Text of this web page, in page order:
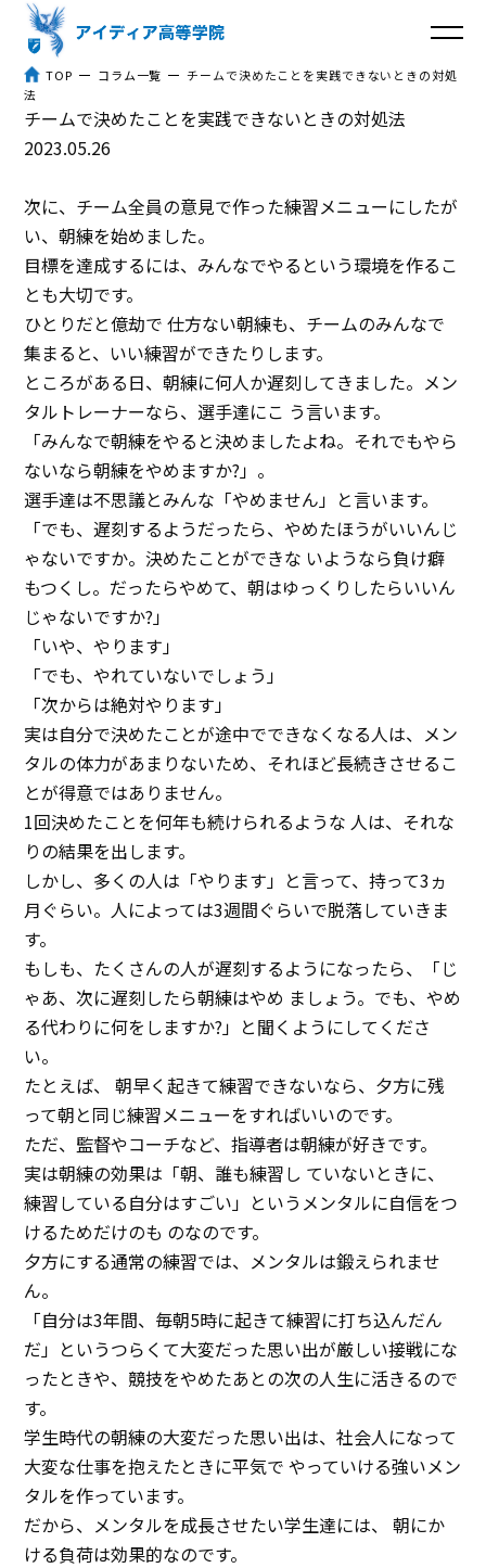
トップ
３つのポイント
入学までの流れ
よくあるご質問
コラム
イベント
アクセス
TOP コラム一覧
チームで決めたことを実践できないときの対処
法
チームで決めたことを実践できないときの対処法
2023.05.26
次に、チーム全員の意見で作った練習メニューにしたが
い、朝練を始めました。
目標を達成するには、みんなでやるという環境を作るこ
とも大切です。
ひとりだと億劫で 仕方ない朝練も、チームのみんなで
集まると、いい練習ができたりします。
ところがある日、朝練に何人か遅刻してきました。メン
タルトレーナーなら、選手達にこ う言います。
「みんなで朝練をやると決めましたよね。それでもやら
ないなら朝練をやめますか?」。
選手達は不思議とみんな「やめません」と言います。
「でも、遅刻するようだったら、やめたほうがいいんじ
ゃないですか。決めたことができな いようなら負け癖
もつくし。だったらやめて、朝はゆっくりしたらいいん
じゃないですか?」
「いや、やります」
「でも、やれていないでしょう」
「次からは絶対やります」
実は自分で決めたことが途中でできなくなる人は、メン
タルの体力があまりないため、それほど長続きさせるこ
とが得意ではありません。
1回決めたことを何年も続けられるような 人は、それな
りの結果を出します。
しかし、多くの人は「やります」と言って、持って3ヵ
月ぐらい。人によっては3週間ぐらいで脱落していきま
す。
もしも、たくさんの人が遅刻するようになったら、「じ
ゃあ、次に遅刻したら朝練はやめ ましょう。でも、やめ
る代わりに何をしますか?」と聞くようにしてくださ
い。
たとえば、 朝早く起きて練習できないなら、夕方に残
って朝と同じ練習メニューをすればいいのです。
ただ、監督やコーチなど、指導者は朝練が好きです。
実は朝練の効果は「朝、誰も練習し ていないときに、
練習している自分はすごい」というメンタルに自信をつ
けるためだけのも のなのです。
夕方にする通常の練習では、メンタルは鍛えられませ
ん。
「自分は3年間、毎朝5時に起きて練習に打ち込んだん
だ」というつらくて大変だった思い出が厳しい接戦にな
ったときや、競技をやめたあとの次の人生に活きるので
す。
学生時代の朝練の大変だった思い出は、社会人になって
大変な仕事を抱えたときに平気で やっていける強いメン
タルを作っています。
だから、メンタルを成長させたい学生達には、 朝にか
ける負荷は効果的なのです。